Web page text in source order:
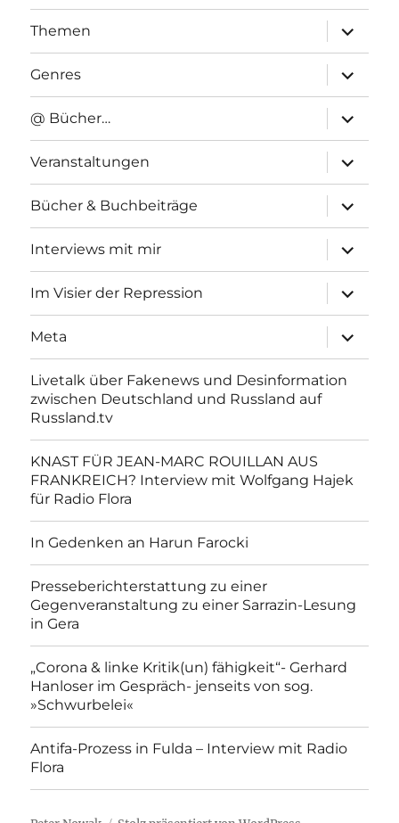
Themen
anzeigen
Genres
anzeigen
@ Bücher…
anzeigen
Veranstaltungen
anzeigen
Bücher & Buchbeiträge
anzeigen
Interviews mit mir
anzeigen
Im Visier der Repression
anzeigen
Meta
anzeigen
Livetalk über Fakenews und Desinformation
zwischen Deutschland und Russland auf
Russland.tv
KNAST FÜR JEAN-MARC ROUILLAN AUS
FRANKREICH? Interview mit Wolfgang Hajek
für Radio Flora
In Gedenken an Harun Farocki
Presseberichterstattung zu einer
Gegenveranstaltung zu einer Sarrazin-Lesung
in Gera
„Corona & linke Kritik(un) fähigkeit“- Gerhard
Hanloser im Gespräch- jenseits von sog.
»Schwurbelei«
Antifa-Prozess in Fulda – Interview mit Radio
Flora